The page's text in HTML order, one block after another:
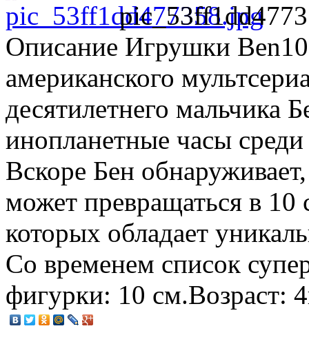
Описание Игрушки
американского
десятилетнего мальчика
инопланетные часы
Вскоре Бен
может превращаться в 10
которых обладает
Со временем список
фигурки: 10 см.Возраст: